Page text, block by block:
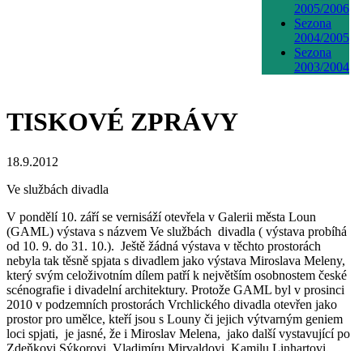
2005/2006
Sezona
2004/2005
Sezona
2003/2004
TISKOVÉ ZPRÁVY
18.9.2012
Ve službách divadla
V pondělí 10. září se vernisáží otevřela v Galerii města Loun
(GAML) výstava s názvem Ve službách divadla ( výstava probíhá
od 10. 9. do 31. 10.). Ještě žádná výstava v těchto prostorách
nebyla tak těsně spjata s divadlem jako výstava Miroslava Meleny,
který svým celoživotním dílem patří k největším osobnostem české
scénografie i divadelní architektury. Protože GAML byl v prosinci
2010 v podzemních prostorách Vrchlického divadla otevřen jako
prostor pro umělce, kteří jsou s Louny či jejich výtvarným geniem
loci spjati, je jasné, že i Miroslav Melena, jako další vystavující po
Zdeňkovi Sýkorovi, Vladimíru Mirvaldovi, Kamilu Linhartovi,